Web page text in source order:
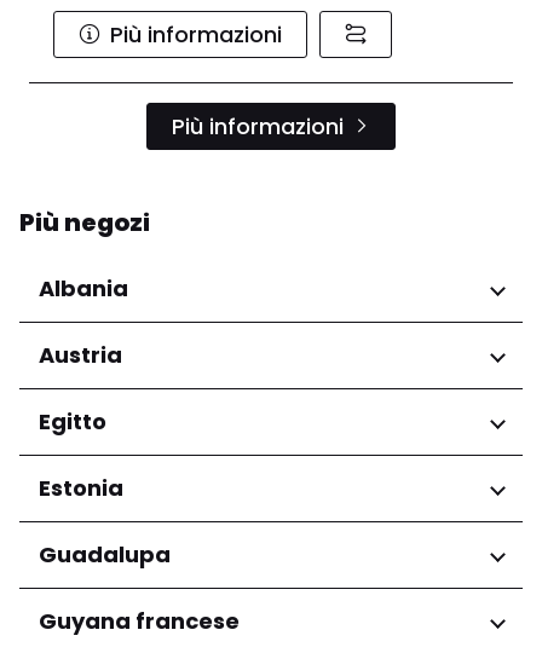
Più informazioni
Più informazioni
Più negozi
Albania
Regioni
Qarku i Tiranës
Austria
Regioni
Niederösterreich
Salzburg
Wien
Egitto
Regioni
Governatorato del Cairo
Estonia
Regioni
Harju maakond
Tartu maakond
Guadalupa
Regioni
Guyana francese